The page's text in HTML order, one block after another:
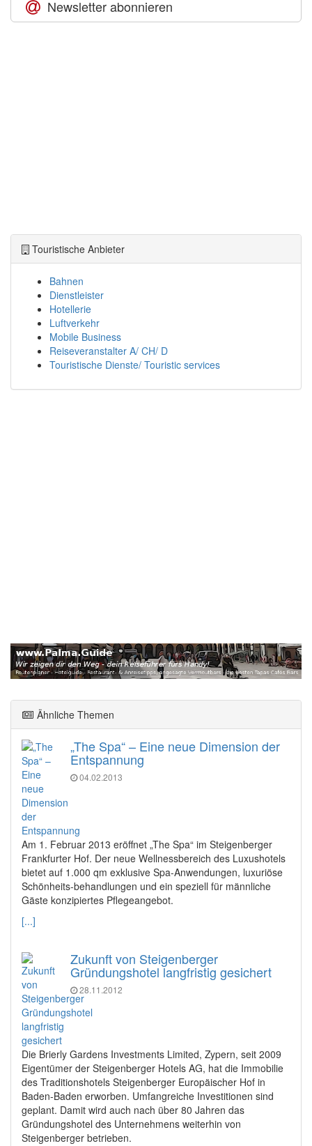
Newsletter abonnieren
Touristische Anbieter
Bahnen
Dienstleister
Hotellerie
Luftverkehr
Mobile Business
Reiseveranstalter A/ CH/ D
Touristische Dienste/ Touristic services
Ähnliche Themen
„The Spa“ – Eine neue Dimension der
Entspannung
04.02.2013
Am 1. Februar 2013 eröffnet „The Spa“ im Steigenberger
Frankfurter Hof. Der neue Wellnessbereich des Luxushotels
bietet auf 1.000 qm exklusive Spa-Anwendungen, luxuriöse
Schönheits-behandlungen und ein speziell für männliche
Gäste konzipiertes Pflegeangebot.
[...]
Zukunft von Steigenberger
Gründungshotel langfristig gesichert
28.11.2012
Die Brierly Gardens Investments Limited, Zypern, seit 2009
Eigentümer der Steigenberger Hotels AG, hat die Immobilie
des Traditionshotels Steigenberger Europäischer Hof in
Baden-Baden erworben. Umfangreiche Investitionen sind
geplant. Damit wird auch nach über 80 Jahren das
Gründungshotel des Unternehmens weiterhin von
Steigenberger betrieben.